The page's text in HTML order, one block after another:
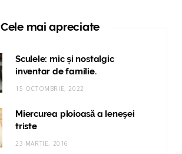
Cele mai apreciate
Sculele: mic și nostalgic
inventar de familie.
15 OCTOMBRIE, 2022
Miercurea ploioasă a leneşei
triste
23 MARTIE, 2016